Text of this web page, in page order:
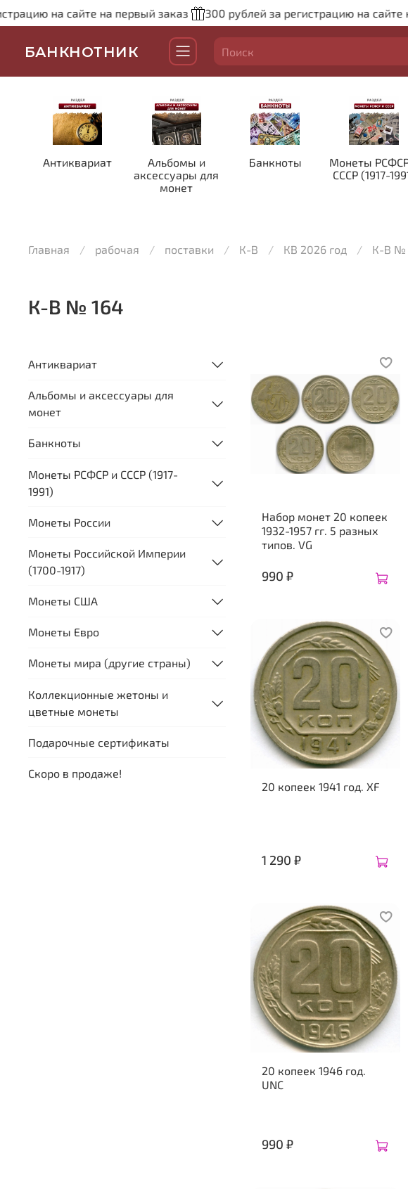
на сайте на первый заказ 300 рублей за регистрацию на сайте на
БАНКНОТНИК
Антиквариат
Альбомы и
аксессуары для
монет
Банкноты
Монеты
СССР (1917-
Главная рабочая поставки К-В КВ 2026 год К-В №
К-В № 164
Набор монет 20 копеек
1932-1957 гг. 5 разных
типов. VG
990 ₽
20 копеек 1941 год. XF
1 290 ₽
20 копеек 1946 год.
UNC
990 ₽
Антиквариат
Альбомы и аксессуары для
монет
Банкноты
Монеты РСФСР и СССР (1917-
1991)
Монеты России
Монеты Российской Империи
(1700-1917)
Монеты США
Монеты Евро
Монеты мира (другие страны)
Коллекционные жетоны и
цветные монеты
Подарочные сертификаты
Скоро в продаже!